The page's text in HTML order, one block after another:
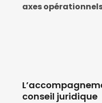
axes
conseil juridique